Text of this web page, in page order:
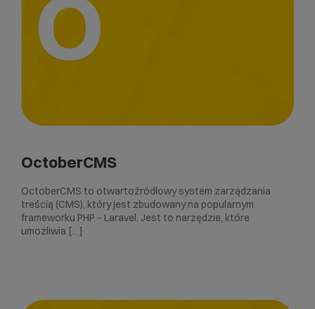
O
OctoberCMS
OctoberCMS to otwartoźródłowy system zarządzania
treścią (CMS), który jest zbudowany na popularnym
frameworku PHP – Laravel. Jest to narzędzie, które
umożliwia […]